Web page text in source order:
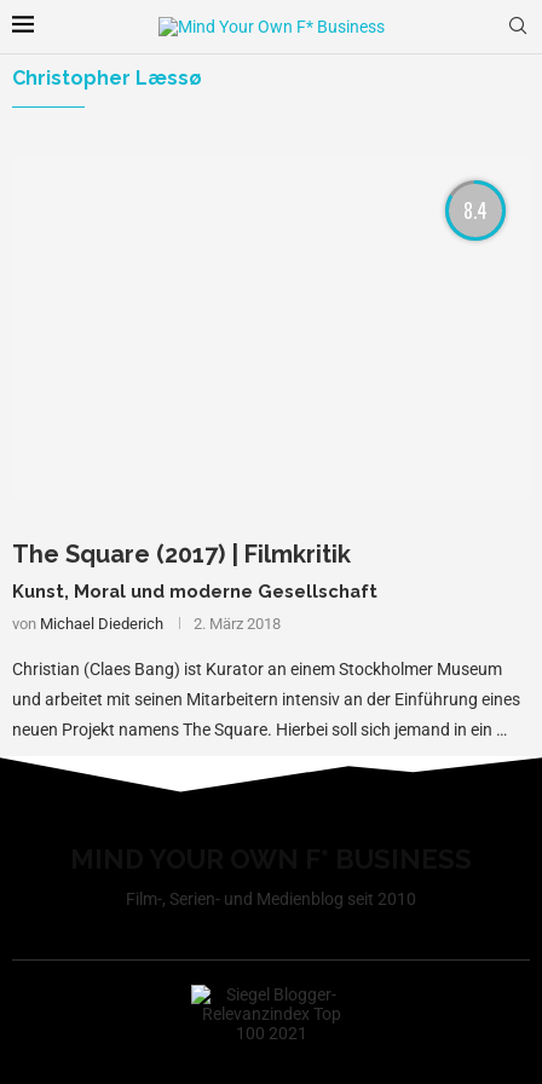
Christopher Læssø
8.4
The Square (2017) | Filmkritik
Kunst, Moral und moderne Gesellschaft
von Michael Diederich 2. März 2018
Christian (Claes Bang) ist Kurator an einem Stockholmer Museum
und arbeitet mit seinen Mitarbeitern intensiv an der Einführung eines
neuen Projekt namens The Square. Hierbei soll sich jemand in ein …
Film-, Serien- und Medienblog seit 2010